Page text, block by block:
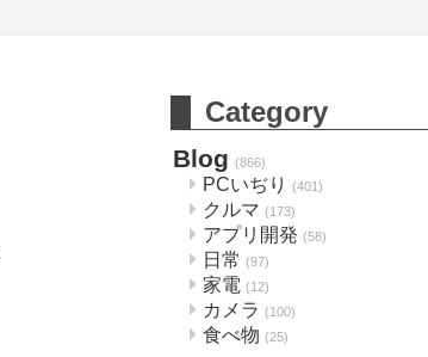
Category
Blog (866)
PCいぢり (401)
クルマ (173)
アプリ開発 (58)
日常 (97)
家電 (12)
カメラ (100)
食べ物 (25)